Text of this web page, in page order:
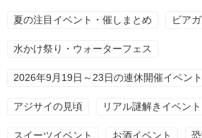
夏の注目イベント・催しまとめ ビア
水かけ祭り・ウォーターフェス
2026年9月19日～23日の連休開催イベント
アジサイの見頃 リアル謎解きイベント
スイーツイベント お酒イベント